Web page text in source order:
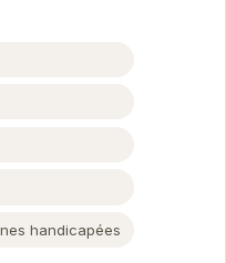
handicapées